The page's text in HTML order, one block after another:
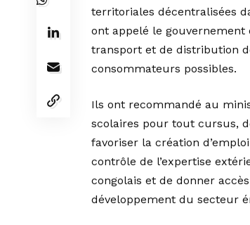
territoriales décentralisées
ont appelé le gouvernement
transport et de distribution
consommateurs possibles.
Ils ont recommandé au
scolaires pour tout cursus,
favoriser la création
contrôle de l’expertise
congolais et de donner
développement du secteur